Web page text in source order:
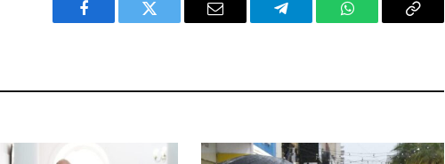
Facebook Twitter Email Telegram WhatsAppCopy